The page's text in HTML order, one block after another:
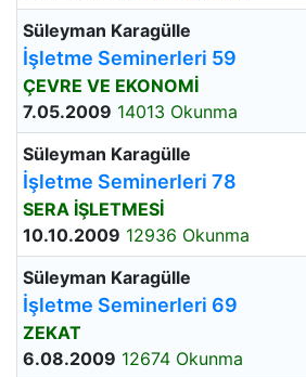
Süleyman Karagülle
İşletme Seminerleri 59
ÇEVRE VE EKONOMİ
7.05.2009 14013 Okunma
Süleyman Karagülle
İşletme Seminerleri 78
SERA İŞLETMESİ
10.10.2009 12936 Okunma
Süleyman Karagülle
İşletme Seminerleri 69
ZEKAT
6.08.2009 12674 Okunma